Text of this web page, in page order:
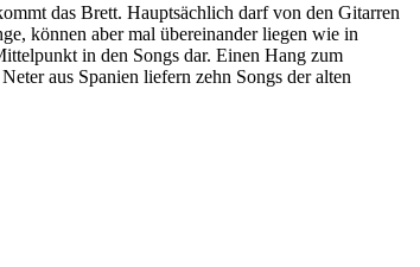
das Brett. Hauptsächlich darf von den Gitarren
können aber mal übereinander liegen wie in
in den Songs dar. Einen Hang zum
aus Spanien liefern zehn Songs der alten